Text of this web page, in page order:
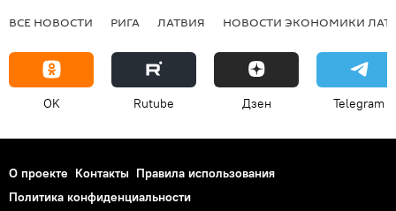
ВСЕ НОВОСТИ РИГА ЛАТВИЯ НОВОСТИ ЭКОНОМИКИ
OK Rutube Дзен Telegram
О проекте Контакты Правила использования
Политика конфиденциальности